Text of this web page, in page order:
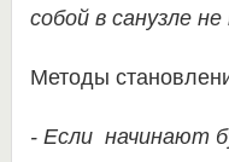
собой в санузле
Методы
- Если начинают